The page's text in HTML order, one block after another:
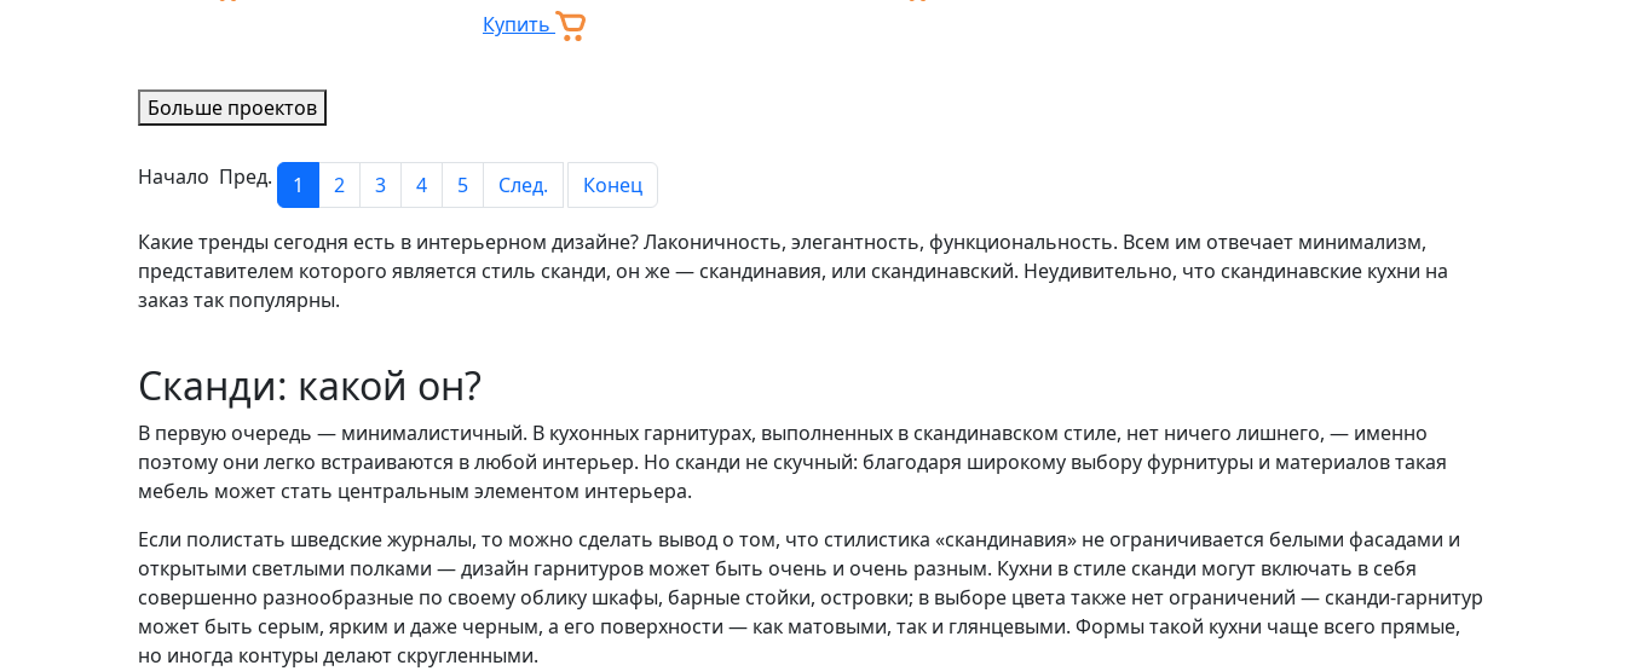
Купить
Больше проектов
Начало Пред. 1 2 3 4 5 След. Конец
Какие тренды сегодня есть в интерьерном дизайне? Лаконичность, элегантность, функциональность. Всем им отвечает минимализм,
представителем которого является стиль сканди, он же — скандинавия, или скандинавский. Неудивительно, что скандинавские кухни на
заказ так популярны.
Сканди: какой он?
В первую очередь — минималистичный. В кухонных гарнитурах, выполненных в скандинавском стиле, нет ничего лишнего, — именно
поэтому они легко встраиваются в любой интерьер. Но сканди не скучный: благодаря широкому выбору фурнитуры и материалов такая
мебель может стать центральным элементом интерьера.
Если полистать шведские журналы, то можно сделать вывод о том, что стилистика «скандинавия» не ограничивается белыми фасадами и
открытыми светлыми полками — дизайн гарнитуров может быть очень и очень разным. Кухни в стиле сканди могут включать в себя
совершенно разнообразные по своему облику шкафы, барные стойки, островки; в выборе цвета также нет ограничений — сканди-гарнитур
может быть серым, ярким и даже черным, а его поверхности — как матовыми, так и глянцевыми. Формы такой кухни чаще всего прямые,
но иногда контуры делают скругленными.